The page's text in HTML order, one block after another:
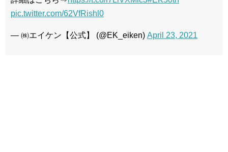
pic.twitter.com/62VfRishl0
— ㈱エイケン【公式】 (@EK_eiken) April 23, 2021